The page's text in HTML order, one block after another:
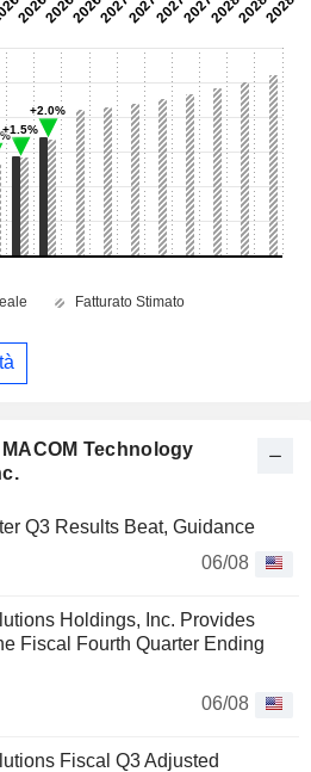
Technology
Q3 Results Beat, Guidance
06/08
Holdings, Inc. Provides
Fiscal Fourth Quarter Ending
06/08
Fiscal Q3 Adjusted